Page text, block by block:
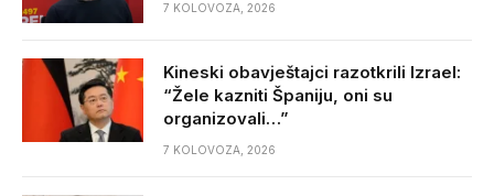
7 KOLOVOZA, 2026
Kineski obavještajci razotkrili Izrael:
“Žele kazniti Španiju, oni su
organizovali…”
7 KOLOVOZA, 2026